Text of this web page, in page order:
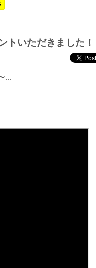
トいただきました！
...